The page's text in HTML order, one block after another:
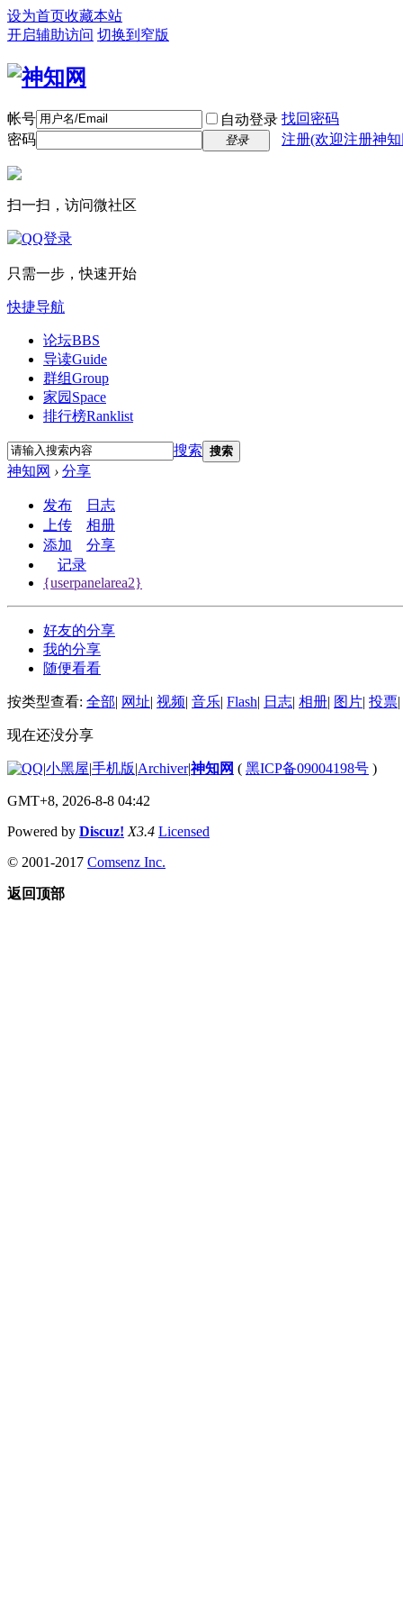
设为首页收藏本站
开启辅助访问 切换到窄版
帐号 自动登录 找回密码
密码
登录 注册(欢迎注册神
扫一扫，访问微社区
只需一步，快速开始
快捷导航
论坛BBS
导读Guide
群组Group
家园 Space
排行榜Ranklist
搜索 搜索
神知网 › 分享
发布
日志
上传
相册
添加
分享
记录
{userpanelarea2}
好友的分享
我的分享
随便看看
按类型查看: 全部| 网址| 视频| 音乐| Flash| 日志| 相册| 图片| 投票|
现在还没分享
|小黑屋|手机版|Archiver|神知网 ( 黑ICP备09004198号 )
GMT+8, 2026-8-8 04:42
Powered by Discuz! X3.4 Licensed
© 2001-2017 Comsenz Inc.
返回顶部